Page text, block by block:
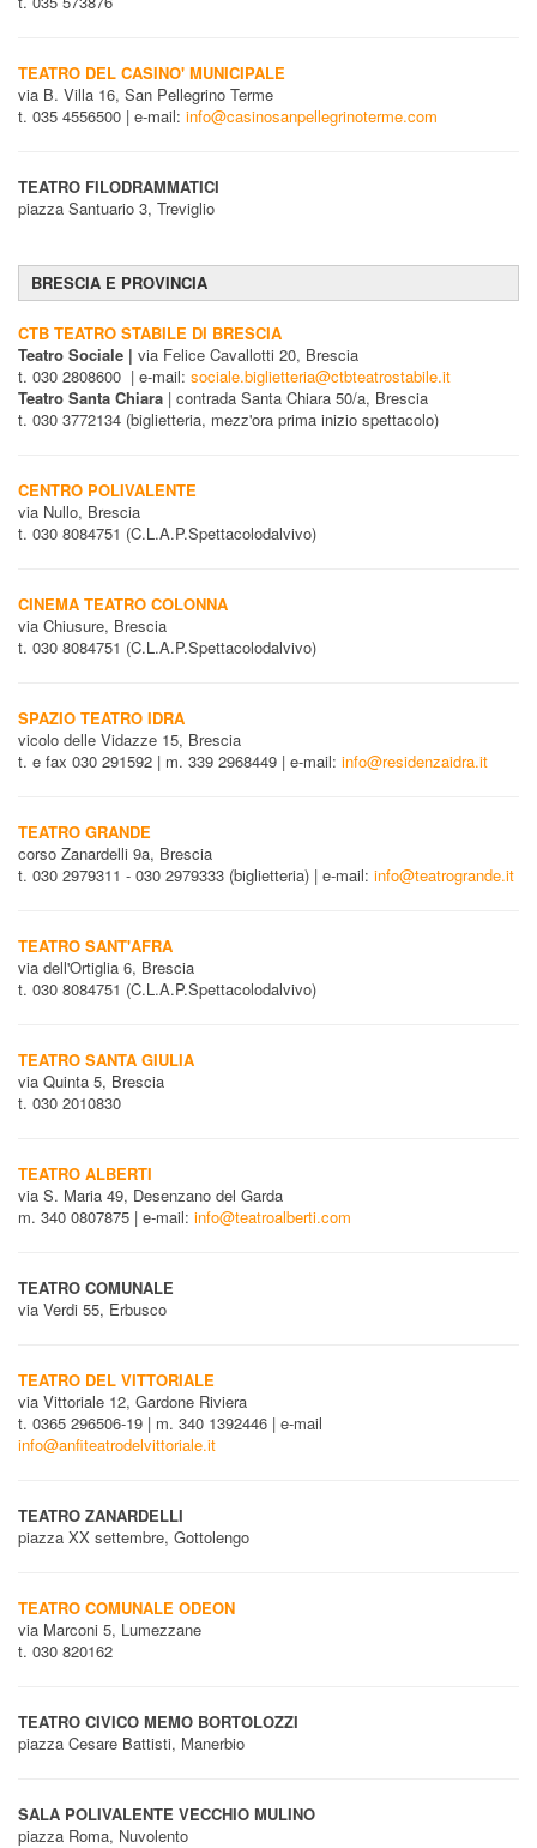
TEATRO DEL CASINO' MUNICIPALE
via B. Villa 16, San Pellegrino Terme
t. 035 4556500 | e-mail: info@casinosanpellegrinoterme.com
TEATRO FILODRAMMATICI
piazza Santuario 3, Treviglio
BRESCIA E PROVINCIA
CTB TEATRO STABILE DI BRESCIA
Teatro Sociale | via Felice Cavallotti 20, Brescia
t. 030 2808600 | e-mail: sociale.biglietteria@ctbteatrostabile.it
Teatro Santa Chiara | contrada Santa Chiara 50/a, Brescia
t. 030 3772134 (biglietteria, mezz'ora prima inizio spettacolo)
CENTRO POLIVALENTE
via Nullo, Brescia
t. 030 8084751 (C.L.A.P.Spettacolodalvivo)
CINEMA TEATRO COLONNA
via Chiusure, Brescia
t. 030 8084751 (C.L.A.P.Spettacolodalvivo)
SPAZIO TEATRO IDRA
vicolo delle Vidazze 15, Brescia
t. e fax 030 291592 | m. 339 2968449 | e-mail: info@residenzaidra.it
TEATRO GRANDE
corso Zanardelli 9a, Brescia
t. 030 2979311 - 030 2979333 (biglietteria) | e-mail: info@teatrogrande.it
TEATRO SANT'AFRA
via dell'Ortiglia 6, Brescia
t. 030 8084751 (C.L.A.P.Spettacolodalvivo)
TEATRO SANTA GIULIA
via Quinta 5, Brescia
t. 030 2010830
TEATRO ALBERTI
via S. Maria 49, Desenzano del Garda
m. 340 0807875 | e-mail: info@teatroalberti.com
TEATRO COMUNALE
via Verdi 55, Erbusco
TEATRO DEL VITTORIALE
via Vittoriale 12, Gardone Riviera
t. 0365 296506-19 | m. 340 1392446 | e-mail
info@anfiteatrodelvittoriale.it
TEATRO ZANARDELLI
piazza XX settembre, Gottolengo
TEATRO COMUNALE ODEON
via Marconi 5, Lumezzane
t. 030 820162
TEATRO CIVICO MEMO BORTOLOZZI
piazza Cesare Battisti, Manerbio
SALA POLIVALENTE VECCHIO MULINO
piazza Roma, Nuvolento